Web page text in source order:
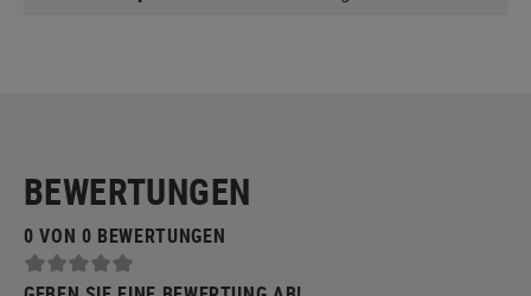
BEWERTUNGEN
0 VON 0 BEWERTUNGEN